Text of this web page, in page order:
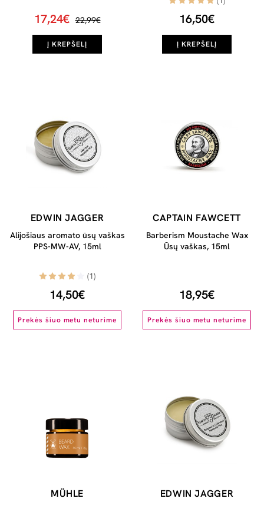
17,24€ 22,99€
Į KREPŠELĮ
16,50€
Į KREPŠELĮ
EDWIN JAGGER
Alijošiaus aromato ūsų vaškas
PPS-MW-AV, 15ml
(1)
14,50€
Prekės šiuo metu neturime
CAPTAIN FAWCETT
Barberism Moustache Wax
Ūsų vaškas, 15ml
18,95€
Prekės šiuo metu neturime
MÜHLE EDWIN JAGGER